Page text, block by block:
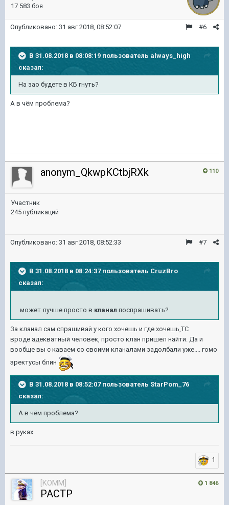
17 583 боя
#6
Опубликовано: 31 авг 2018, 08:52:07
В 31.08.2018 в 08:08:19 пользователь always_high
сказал:
На зао будете в КБ гнуть?
А в чём проблема?
110
anonym_QkwpKCtbjRXk
Участник
245 публикаций
#7
Опубликовано: 31 авг 2018, 08:52:33
В 31.08.2018 в 08:24:37 пользователь CruzBro
сказал:
может лучше просто в кланал поспрашивать?
За кланал сам спрашивай у кого хочешь и где хочешь,ТС
вроде адекватный человек, просто клан пришел найти. Да и
вообще вы с каваем со своими кланалами задолбали уже.... гомо
эректусы блин
В 31.08.2018 в 08:52:07 пользователь StarPom_76
сказал:
А в чём проблема?
в руках
1
1 846
[KOMM]
PACTP